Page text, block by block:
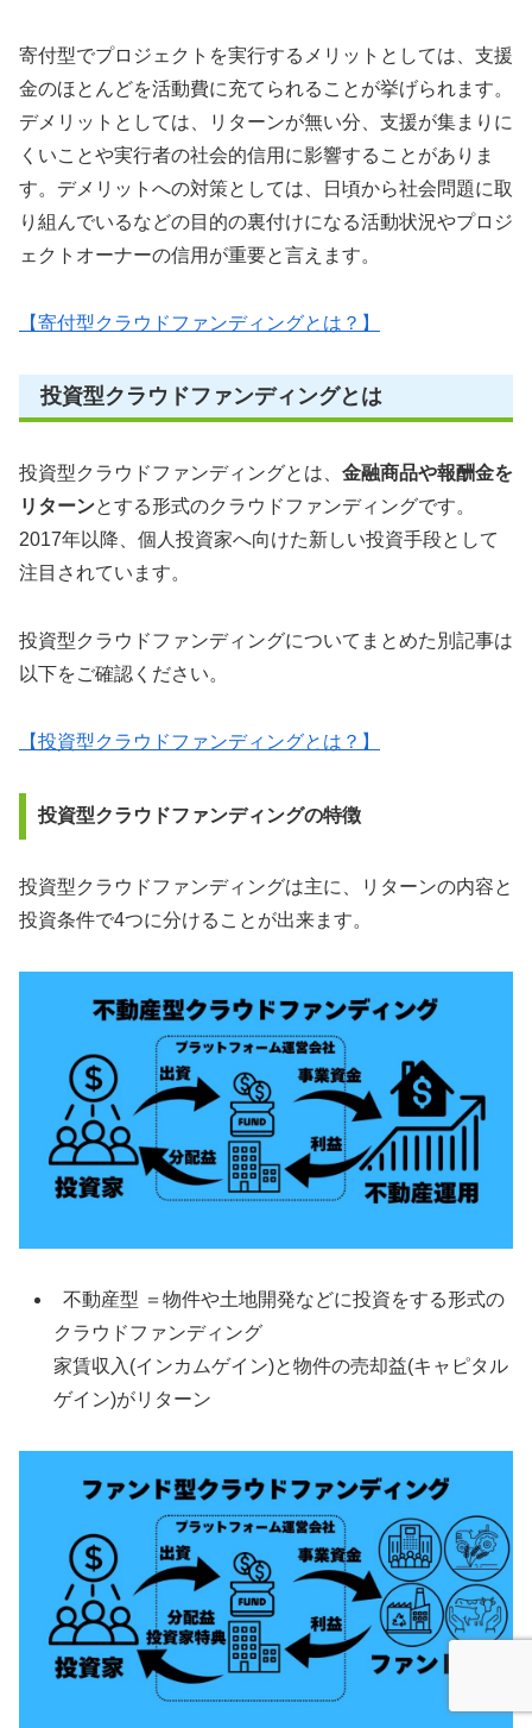
寄付型でプロジェクトを実行するメリットとしては、支援
金のほとんどを活動費に充てられることが挙げられます。
デメリットとしては、リターンが無い分、支援が集まりに
くいことや実行者の社会的信用に影響することがありま
す。デメリットへの対策としては、日頃から社会問題に取
り組んでいるなどの目的の裏付けになる活動状況やプロジ
ェクトオーナーの信用が重要と言えます。
【寄付型クラウドファンディングとは？】
投資型クラウドファンディングとは
投資型クラウドファンディングとは、 金融商品や報酬金を
リターンとする形式のクラウドファンディングです。
2017年以降、個人投資家へ向けた新しい投資手段として
注目されています。
投資型クラウドファンディングについてまとめた別記事は
以下をご確認ください。
【投資型クラウドファンディングとは？】
投資型クラウドファンディングの特徴
投資型クラウドファンディングは主に、リターンの内容と
投資条件で4つに分けることが出来ます。
不動産型 ＝物件や土地開発などに投資をする形式の
クラウドファンディング
家賃収入(インカムゲイン)と物件の売却益(キャピタル
ゲイン)がリターン